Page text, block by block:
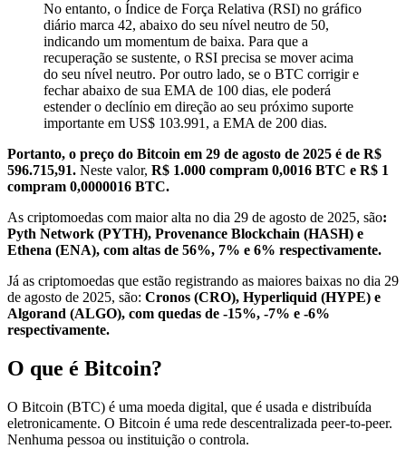
No entanto, o Índice de Força Relativa (RSI) no gráfico
diário marca 42, abaixo do seu nível neutro de 50,
indicando um momentum de baixa. Para que a
recuperação se sustente, o RSI precisa se mover acima
do seu nível neutro. Por outro lado, se o BTC corrigir e
fechar abaixo de sua EMA de 100 dias, ele poderá
estender o declínio em direção ao seu próximo suporte
importante em US$ 103.991, a EMA de 200 dias.
Portanto, o preço do Bitcoin em 29 de agosto de 2025 é de R$
596.715,91. Neste valor, R$ 1.000 compram 0,0016 BTC e R$ 1
compram 0,0000016 BTC.
As criptomoedas com maior alta no dia 29 de agosto de 2025, são:
Pyth Network (PYTH), Provenance Blockchain (HASH) e
Ethena (ENA), com altas de 56%, 7% e 6% respectivamente.
Já as criptomoedas que estão registrando as maiores baixas no dia 29
de agosto de 2025, são: Cronos (CRO), Hyperliquid (HYPE) e
Algorand (ALGO), com quedas de -15%, -7% e -6%
respectivamente.
O que é Bitcoin?
O Bitcoin (BTC) é uma moeda digital, que é usada e distribuída
eletronicamente. O Bitcoin é uma rede descentralizada peer-to-peer.
Nenhuma pessoa ou instituição o controla.